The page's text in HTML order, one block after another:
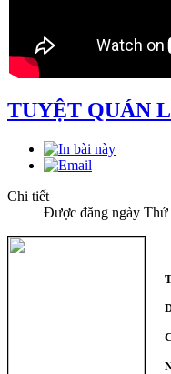
TUYỆT QUÁN
Chi tiết
Được đăng ngày Thứ